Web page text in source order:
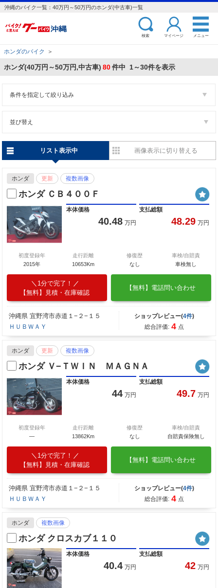
沖縄のバイク一覧：40万円～50万円のホンダ(中古車)一覧
検索 マイページ メニュー
ホンダのバイク ＞
ホンダ(40万円～50万円,中古車) 80件中 1～30件を表示
条件を指定して絞り込み
並び替え
リスト表示中 画像表示に切り替える
ホンダ 更新 複数画像
ホンダ ＣＢ４００Ｆ
本体価格
40.48 万円
支払総額
48.29 万円
初度登録年
2015年
走行距離
10653Km
修復歴
なし
車検/自賠責
車検無し
1分で完了！
【無料】見積・在庫確認
【無料】電話問い合わせ
沖縄県 宜野湾市赤道１−２−１５
ＨＵＢＷＡＹ
ショップレビュー(4件)
総合評価: 4 点
ホンダ 更新 複数画像
ホンダ Ｖ−ＴＷＩＮ ＭＡＧＮＡ
本体価格
44 万円
支払総額
49.7 万円
初度登録年
―
走行距離
13862Km
修復歴
なし
車検/自賠責
自賠責保険無し
1分で完了！
【無料】見積・在庫確認
【無料】電話問い合わせ
沖縄県 宜野湾市赤道１−２−１５
ＨＵＢＷＡＹ
ショップレビュー(4件)
総合評価: 4 点
ホンダ 複数画像
ホンダ クロスカブ１１０
本体価格
40.4 万円
支払総額
42 万円